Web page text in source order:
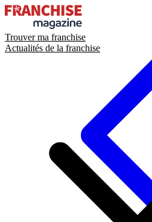
Trouver ma franchise
Actualités de la franchise